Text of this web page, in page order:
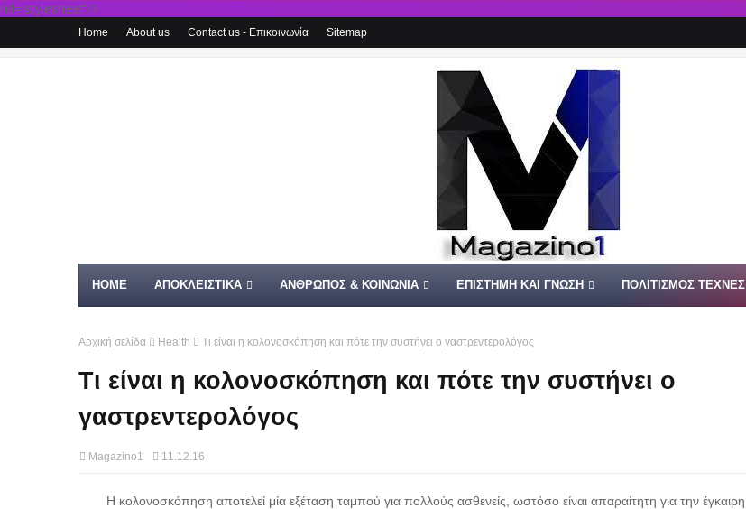
rel='stylesheet'/>
Home About us Contact us - Επικοινωνία Sitemap
HOME ΑΠΟΚΛΕΙΣΤΙΚΑ ΑΝΘΡΩΠΟΣ & ΚΟΙΝΩΝΙΑ ΕΠΙΣΤΗΜΗ ΚΑΙ ΓΝΩΣΗ ΠΟΛΙΤΙΣΜΟΣ ΤΕΧΝΕΣ
Αρχική σελίδα Health Τι είναι η κολονοσκόπηση και πότε την συστήνει ο γαστρεντερολόγος
Τι είναι η κολονοσκόπηση και πότε την συστήνει ο
γαστρεντερολόγος
Magazino1 11.12.16
Η κολονοσκόπηση αποτελεί μία εξέταση ταμπού για πολλούς ασθενείς, ωστόσο είναι απαραίτητη για την έγκαιρη